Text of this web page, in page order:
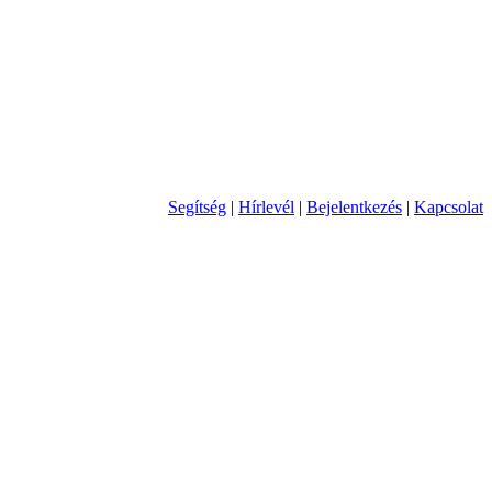
Segítség | Hírlevél | Bejelentkezés | Kapcsolat